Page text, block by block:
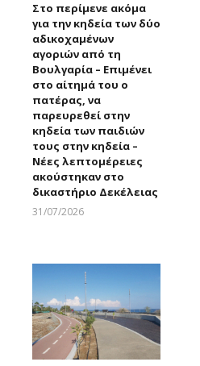
Στο περίμενε ακόμα
για την κηδεία των δύο
αδικοχαμένων
αγοριών από τη
Βουλγαρία – Επιμένει
στο αίτημά του ο
πατέρας, να
παρευρεθεί στην
κηδεία των παιδιών
τους στην κηδεία –
Νέες λεπτομέρειες
ακούστηκαν στο
δικαστήριο Δεκέλειας
31/07/2026